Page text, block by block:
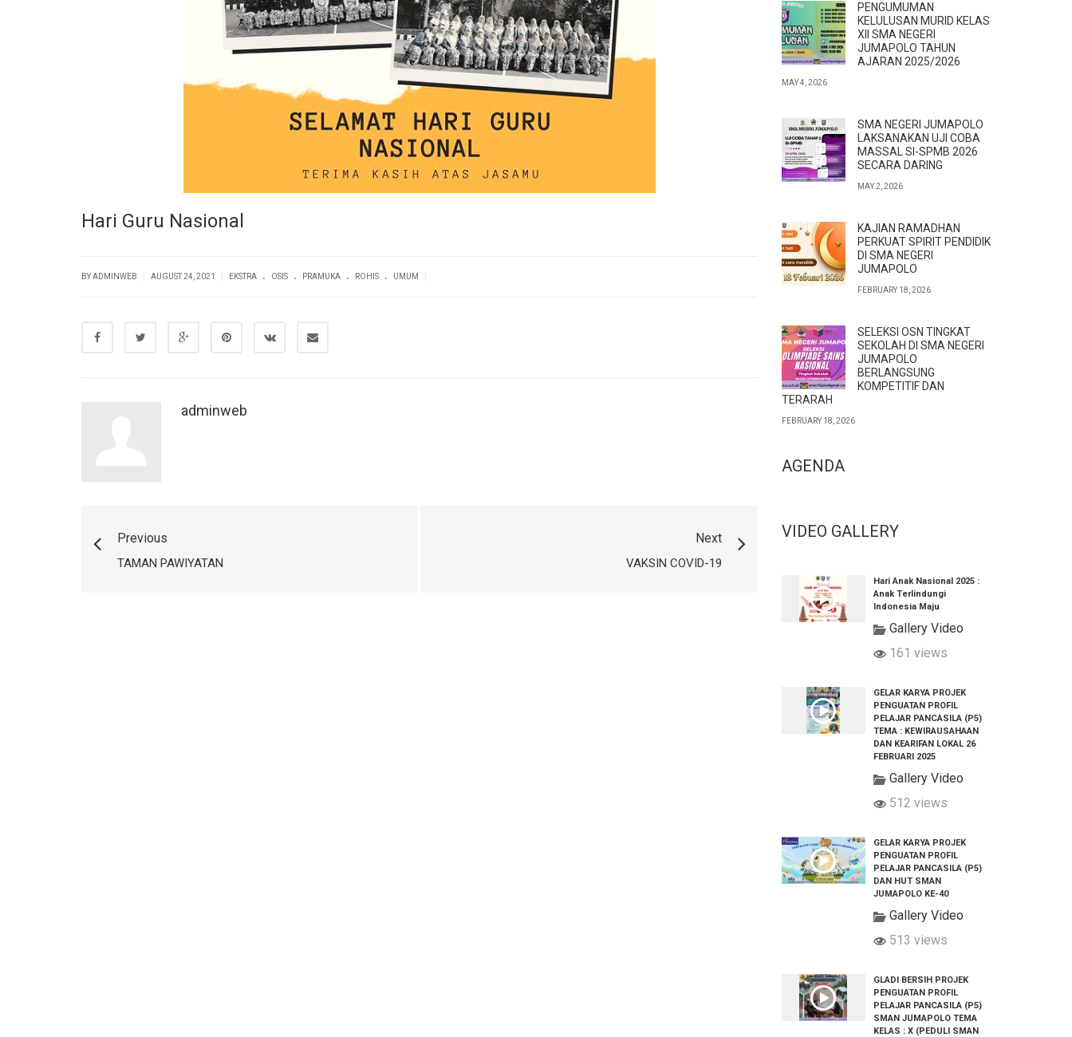
Hari Guru Nasional
BYADMINWEB AUGUST 24, 2021 EKSTRA . OSIS . PRAMUKA . ROHIS . UMUM
adminweb
Previous
TAMAN PAWIYATAN
Next
VAKSIN COVID-19
PENGUMUMAN
KELULUSAN MURID KELAS
XII SMA NEGERI
JUMAPOLO TAHUN
AJARAN 2025/2026
MAY 4, 2026
SMA NEGERI JUMAPOLO
LAKSANAKAN UJI COBA
MASSAL SI-SPMB 2026
SECARA DARING
MAY 2, 2026
KAJIAN RAMADHAN
PERKUAT SPIRIT PENDIDIK
DI SMA NEGERI
JUMAPOLO
FEBRUARY 18, 2026
SELEKSI OSN TINGKAT
SEKOLAH DI SMA NEGERI
JUMAPOLO
BERLANGSUNG
KOMPETITIF DAN
TERARAH
FEBRUARY 18, 2026
AGENDA
VIDEO GALLERY
Hari Anak Nasional 2025 :
Anak Terlindungi
Indonesia Maju
Gallery Video
161 views
GELAR KARYA PROJEK
PENGUATAN PROFIL
PELAJAR PANCASILA (P5)
TEMA : KEWIRAUSAHAAN
DAN KEARIFAN LOKAL 26
FEBRUARI 2025
Gallery Video
512 views
GELAR KARYA PROJEK
PENGUATAN PROFIL
PELAJAR PANCASILA (P5)
DAN HUT SMAN
JUMAPOLO KE-40
Gallery Video
513 views
GLADI BERSIH PROJEK
PENGUATAN PROFIL
PELAJAR PANCASILA (P5)
SMAN JUMAPOLO TEMA
KELAS : X (PEDULI SMAN